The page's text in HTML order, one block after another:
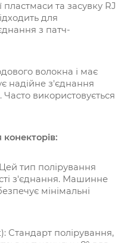
пластмаси та засувку RJ
для
з патч-
волокна і має
надійне з'єднання
Часто використовується
тип полірування
з'єднання. Машинне
мінімальні
Стандарт полірування,